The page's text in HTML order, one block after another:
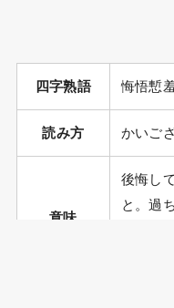
四字熟語 悔悟慙
読み方 かいご
意味
後悔し
と。過